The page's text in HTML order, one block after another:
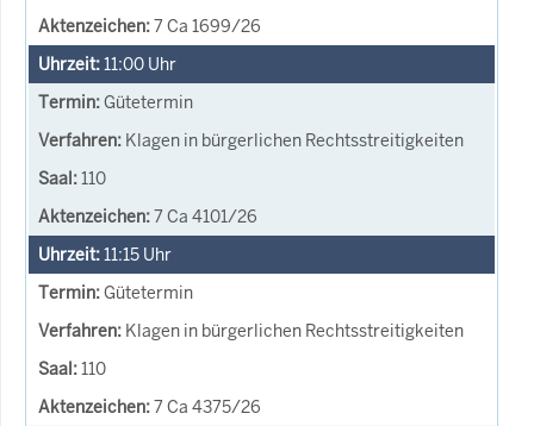
7 Ca 1699/26
11:00 Uhr
Gütetermin
Klagen in bürgerlichen Rechtsstreitigkeiten
110
7 Ca 4101/26
11:15 Uhr
Gütetermin
Klagen in bürgerlichen Rechtsstreitigkeiten
110
7 Ca 4375/26